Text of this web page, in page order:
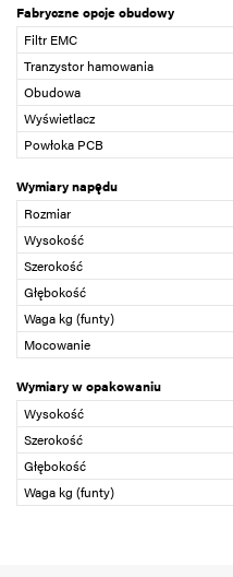
Fabryczne opcje obudowy
Filtr EMC
Tranzystor hamowania
Obudowa
Wyświetlacz
Powłoka PCB
Wymiary napędu
Rozmiar
Wysokość
Szerokość
Głębokość
Waga kg (funty)
Mocowanie
Wymiary w opakowaniu
Wysokość
Szerokość
Głębokość
Waga kg (funty)